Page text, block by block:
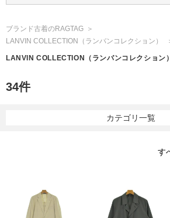
ブランド古着のRAGTAG
LANVIN COLLECTION
（ランバンコレクション）
LANVIN COLLECTION （ランバンコレクション）
34件
カテゴリ一覧